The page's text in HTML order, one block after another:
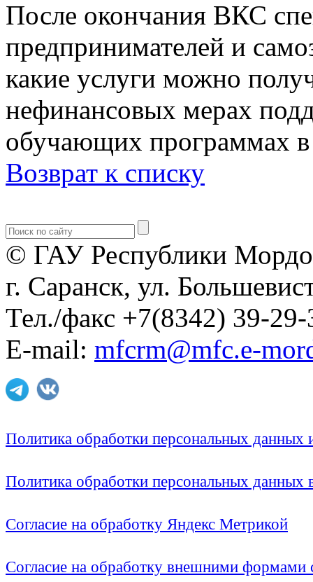
После окончания ВКС
предпринимателей и
какие услуги можно
нефинансовых мерах
обучающих программах в
Возврат к списку
© ГАУ Республики
г. Саранск, ул.
Тел./факс +7(8342) 39-29-
E-mail: mfcrm@mfc.e-
Политика обработки персональных
Политика обработки персональных
Согласие на обработку Яндекс Метрикой
Согласие на обработку внешними формами